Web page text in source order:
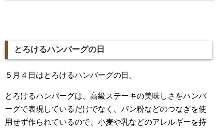
とろけるハンバーグの日
５月４日はとろけるハンバーグの日。
とろけるハンバーグは、高級ステーキの美味しさをハンバ
ーグで表現しているだけでなく、パン粉などのつなぎを使
用せず作られているので、小麦や乳などのアレルギーを持